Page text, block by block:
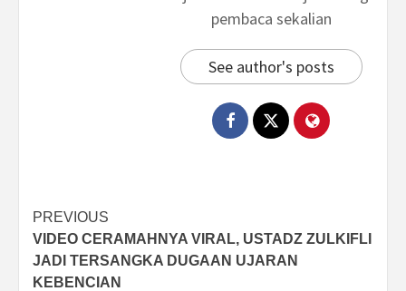
pembaca sekalian
See author's posts
Post
navigation
PREVIOUS
VIDEO CERAMAHNYA VIRAL, USTADZ ZULKIFLI
JADI TERSANGKA DUGAAN UJARAN
KEBENCIAN